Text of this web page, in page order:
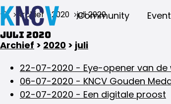
Community
Archief 2020
juli 2020
juli 2020
Archief > 2020 > juli
22-07-2020 - Eye-opener van
06-07-2020 - KNCV Gouden
02-07-2020 - Een digitale proost